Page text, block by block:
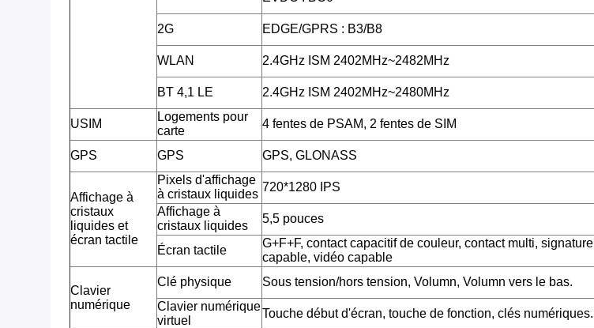
2G EDGE/GPRS : B3/B8
WLAN 2.4GHz ISM 2402MHz~2482MHz
BT 4,1 LE 2.4GHz ISM 2402MHz~2480MHz
USIM
Logements pour
carte
4 fentes de PSAM, 2 fentes de SIM
GPS GPS GPS, GLONASS
Affichage à
cristaux
liquides et
écran tactile
Pixels d'affichage
à cristaux liquides
720*1280 IPS
Affichage à
cristaux liquides
5,5 pouces
Écran tactile
G+F+F, contact capacitif de couleur, contact multi, signature
capable, vidéo capable
Clavier
numérique
Clé physique
Sous tension/hors tension, Volumn, Volumn vers le bas.
Clavier numérique
virtuel
Touche début d'écran, touche de fonction, clés numériques.